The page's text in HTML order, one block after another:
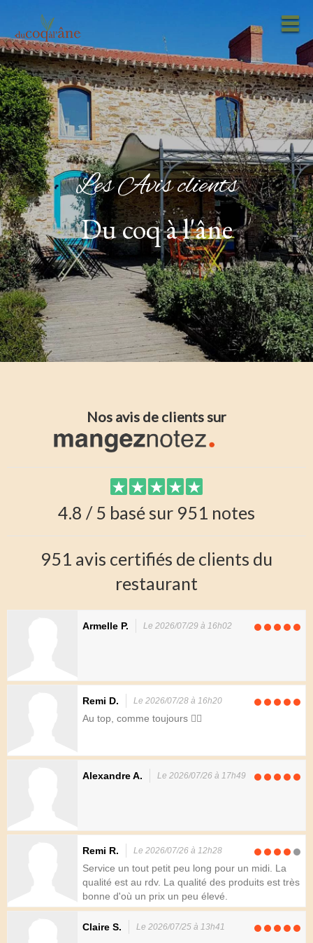
Les Avis clients
Du coq à l'âne
Nos avis de clients sur
4.8 / 5 basé sur 951 notes
951 avis certifiés de clients du
restaurant
Armelle P. Le 2026/07/29 à 16h02
Remi D. Le 2026/07/28 à 16h20
Au top, comme toujours 👍🏻
Alexandre A. Le 2026/07/26 à 17h49
Remi R. Le 2026/07/26 à 12h28
Service un tout petit peu long pour un midi. La
qualité est au rdv. La qualité des produits est très
bonne d'où un prix un peu élevé.
Claire S. Le 2026/07/25 à 13h41